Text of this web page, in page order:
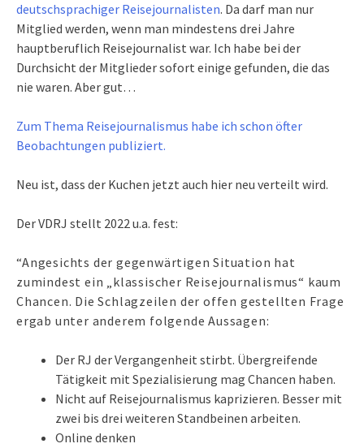
deutschsprachiger Reisejournalisten. Da darf man nur
Mitglied werden, wenn man mindestens drei Jahre
hauptberuflich Reisejournalist war. Ich habe bei der
Durchsicht der Mitglieder sofort einige gefunden, die das
nie waren. Aber gut…
Zum Thema Reisejournalismus habe ich schon öfter
Beobachtungen publiziert.
Neu ist, dass der Kuchen jetzt auch hier neu verteilt wird.
Der VDRJ stellt 2022 u.a. fest:
“Angesichts der gegenwärtigen Situation hat
zumindest ein „klassischer Reisejournalismus“ kaum
Chancen. Die Schlagzeilen der offen gestellten Frage
ergab unter anderem folgende Aussagen:
Der RJ der Vergangenheit stirbt. Übergreifende
Tätigkeit mit Spezialisierung mag Chancen haben.
Nicht auf Reisejournalismus kaprizieren. Besser mit
zwei bis drei weiteren Standbeinen arbeiten.
Online denken